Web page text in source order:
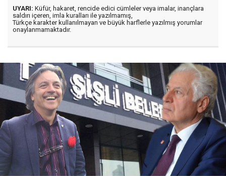
UYARI: Küfür, hakaret, rencide edici cümleler veya imalar, inançlara
saldırı içeren, imla kuralları ile yazılmamış,
Türkçe karakter kullanılmayan ve büyük harflerle yazılmış yorumlar
onaylanmamaktadır.